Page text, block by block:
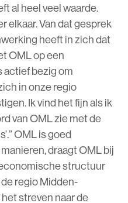
al heel veel waarde.
elkaar. Van dat gesprek
heeft in zich dat
OML op een
actief bezig om
in onze regio
Ik vind het fijn als ik
van OML zie met de
OML is goed
draagt OML bij
structuur
regio Midden-
streven naar de